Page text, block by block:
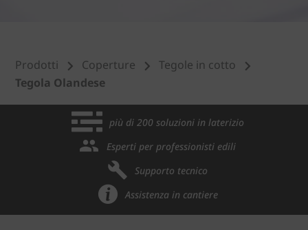
Prodotti Coperture
Tegole in cotto
Tegola Olandese
più di 200 soluzioni in laterizio
Esperti per professionisti edili
Supporto tecnico
Assistenza in cantiere